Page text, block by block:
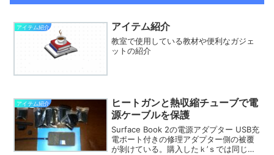
アイテム紹介 アイテム紹介
教室で使用している教材や便利なガジェ
ットの紹介
アイテム紹介
ヒートガンと熱収縮チューブで電
源ケーブルを保護
Surface Book 2の電源アダプター USB充
電ポート付きの修理アダプター側の被覆
が剝けている。購入したｋ’ｓでは同じア